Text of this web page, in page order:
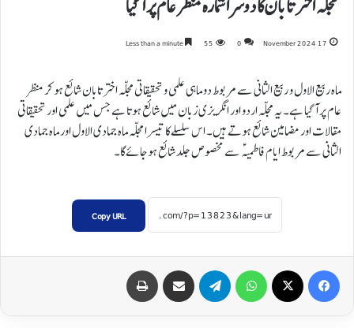
مجلہ اختر تابان کا دوسرا شمارہ منظر عام پر آگیا
17 November 2024
0
55
ماہ ربیع الاول و ربیع الثانی سے مربوط دو ماہی علمی و تحقیقاتی مجلہ اختر تابان شائع ہوکر منظر
عام پر آگیا ہے۔ یہ مجلہ اردو اور انگریزی زبان میں شائع ہوتا ہے جس میں علمی اور تحقیقاتی
مقالات اور مضامین شائع ہوتے ہیں۔ اس سلسلے کا تیسرا مجلہ ماہ جمادی الاول اور ماہ جمادی
الثانی سے مربوط ایام فاطمیہؑ سے مخصوص جلد شائع ہوجائے گا۔
Copy URL
Facebook
WhatsApp
Telegram
Share via Email